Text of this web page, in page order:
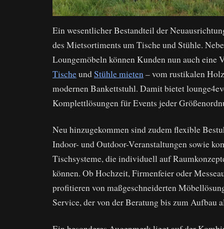
Ein wesentlicher Bestandteil der
des Mietsortiments um Tische und Stühle.
Loungemöbeln können Kunden nun auch eine
TischeundStühle mieten– vom rustikalen
modernen Bankettstuhl. Damit bietet
Komplettlösungen für Events jeder
Neu hinzugekommen sind zudem flexible
Indoor- und Outdoor-Veranstaltungen sowie
Tischsysteme, die individuell auf
können. Ob Hochzeit, Firmenfeier oder
profitieren von maßgeschneiderten
Service, der von der Beratung bis zum Aufbau